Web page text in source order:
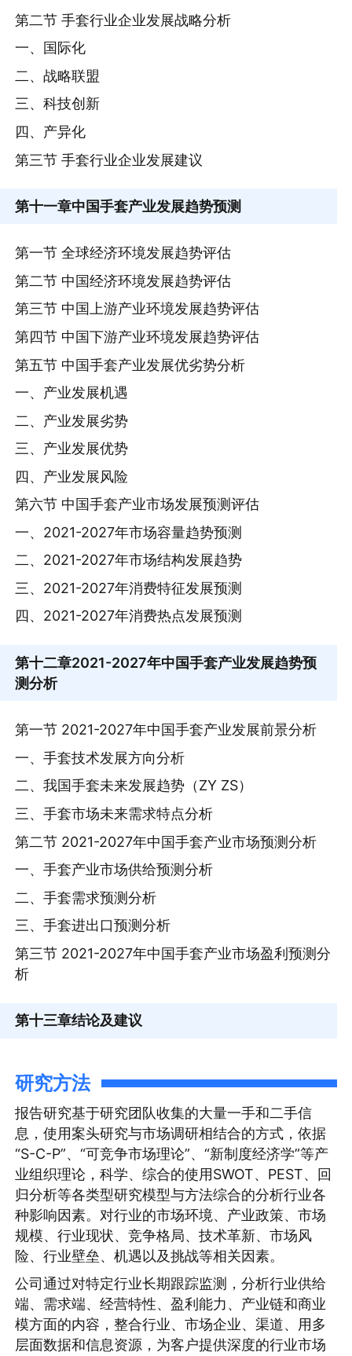
第二节 手套行业企业发展战略分析
一、国际化
二、战略联盟
三、科技创新
四、产异化
第三节 手套行业企业发展建议
第十一章中国手套产业发展趋势预测
第一节 全球经济环境发展趋势评估
第二节 中国经济环境发展趋势评估
第三节 中国上游产业环境发展趋势评估
第四节 中国下游产业环境发展趋势评估
第五节 中国手套产业发展优劣势分析
一、产业发展机遇
二、产业发展劣势
三、产业发展优势
四、产业发展风险
第六节 中国手套产业市场发展预测评估
一、2021-2027年市场容量趋势预测
二、2021-2027年市场结构发展趋势
三、2021-2027年消费特征发展预测
四、2021-2027年消费热点发展预测
第十二章2021-2027年中国手套产业发展趋势预
测分析
第一节 2021-2027年中国手套产业发展前景分析
一、手套技术发展方向分析
二、我国手套未来发展趋势（ZY ZS）
三、手套市场未来需求特点分析
第二节 2021-2027年中国手套产业市场预测分析
一、手套产业市场供给预测分析
二、手套需求预测分析
三、手套进出口预测分析
第三节 2021-2027年中国手套产业市场盈利预测分
析
第十三章结论及建议
研究方法
报告研究基于研究团队收集的大量一手和二手信
息，使用案头研究与市场调研相结合的方式，依据
“S-C-P”、“可竞争市场理论”、“新制度经济学”等产
业组织理论，科学、综合的使用SWOT、PEST、回
归分析等各类型研究模型与方法综合的分析行业各
种影响因素。对行业的市场环境、产业政策、市场
规模、行业现状、竞争格局、技术革新、市场风
险、行业壁垒、机遇以及挑战等相关因素。
公司通过对特定行业长期跟踪监测，分析行业供给
端、需求端、经营特性、盈利能力、产业链和商业
模方面的内容，整合行业、市场企业、渠道、用多
层面数据和信息资源，为客户提供深度的行业市场